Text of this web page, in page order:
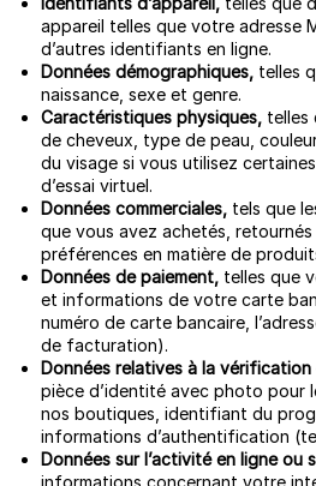
appareil telles que votre adresse
d’autres identifiants en ligne.
Données démographiques, telles
naissance, sexe et genre.
Caractéristiques physiques, telles
de cheveux, type de peau,
du visage si vous utilisez
d’essai virtuel.
Données commerciales, tels que
que vous avez achetés,
préférences en matière de
Données de paiement, telles que
et informations de votre carte
numéro de carte bancaire,
de facturation).
Données relatives à la vérification
pièce d’identité avec photo pour
nos boutiques, identifiant du
informations d’authentification
Données sur l’activité en ligne ou
informations concernant votre